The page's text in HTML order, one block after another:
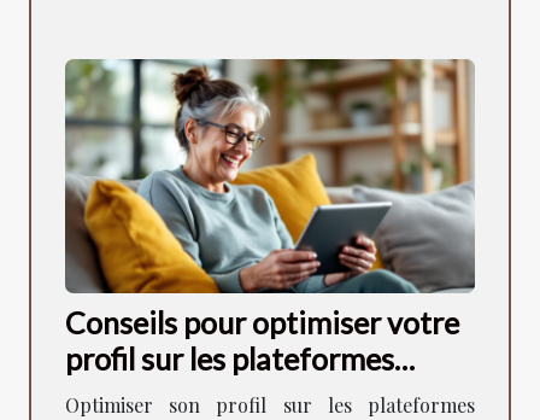
Conseils pour optimiser votre
profil sur les plateformes
dédiées aux seniors
Optimiser son profil sur les plateformes